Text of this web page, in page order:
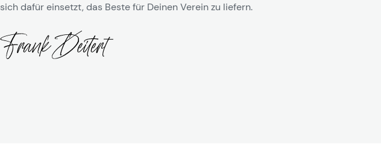
sich dafür einsetzt, das Beste für Deinen Verein zu liefern.